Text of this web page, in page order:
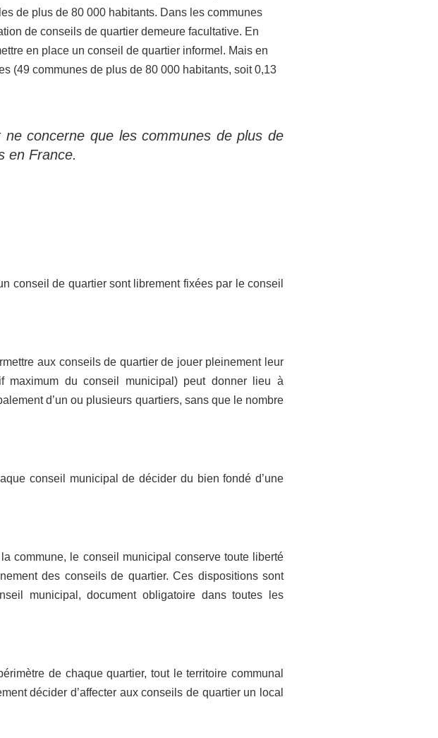
de plus de 80 000 habitants. Dans les communes
de conseils de quartier demeure facultative. En
en place un conseil de quartier informel. Mais en
(49 communes de plus de 80 000 habitants, soit 0,13
concerne que les communes de plus de
en France.
conseil de quartier sont librement fixées par le conseil
aux conseils de quartier de jouer pleinement leur
maximum du conseil municipal) peut donner lieu à
d’un ou plusieurs quartiers, sans que le nombre
conseil municipal de décider du bien fondé d’une
commune, le conseil municipal conserve toute liberté
des conseils de quartier. Ces dispositions sont
municipal, document obligatoire dans toutes les
de chaque quartier, tout le territoire communal
décider d’affecter aux conseils de quartier un local